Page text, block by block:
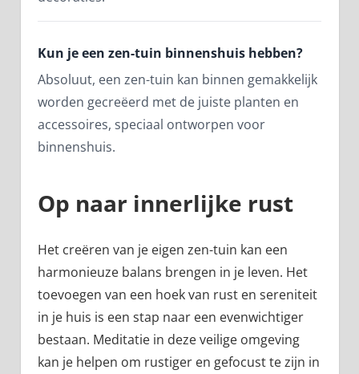
Kun je een zen-tuin binnenshuis hebben?
Absoluut, een zen-tuin kan binnen gemakkelijk
worden gecreëerd met de juiste planten en
accessoires, speciaal ontworpen voor
binnenshuis.
Op naar innerlijke rust
Het creëren van je eigen zen-tuin kan een
harmonieuze balans brengen in je leven. Het
toevoegen van een hoek van rust en sereniteit
in je huis is een stap naar een evenwichtiger
bestaan. Meditatie in deze veilige omgeving
kan je helpen om rustiger en gefocust te zijn in